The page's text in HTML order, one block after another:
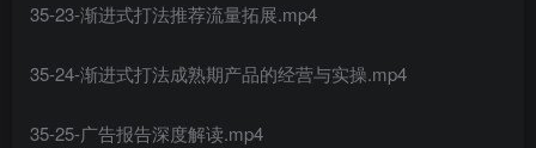
35-23-渐进式打法推荐流量拓展.mp4
35-24-渐进式打法成熟期产品的经营与实操.mp4
35-25-广告报告深度解读.mp4